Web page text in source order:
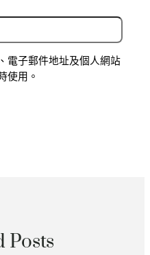
電子郵件地址及個人網站
使用。
Posts